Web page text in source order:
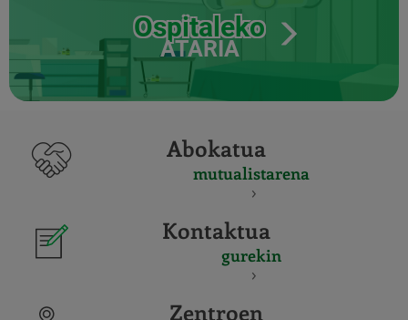
Ospitaleko
ATARIA
Abokatua
mutualistarena
Kontaktua
gurekin
Zentroen